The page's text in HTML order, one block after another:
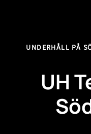
UNDERHÅLL PÅ
UH